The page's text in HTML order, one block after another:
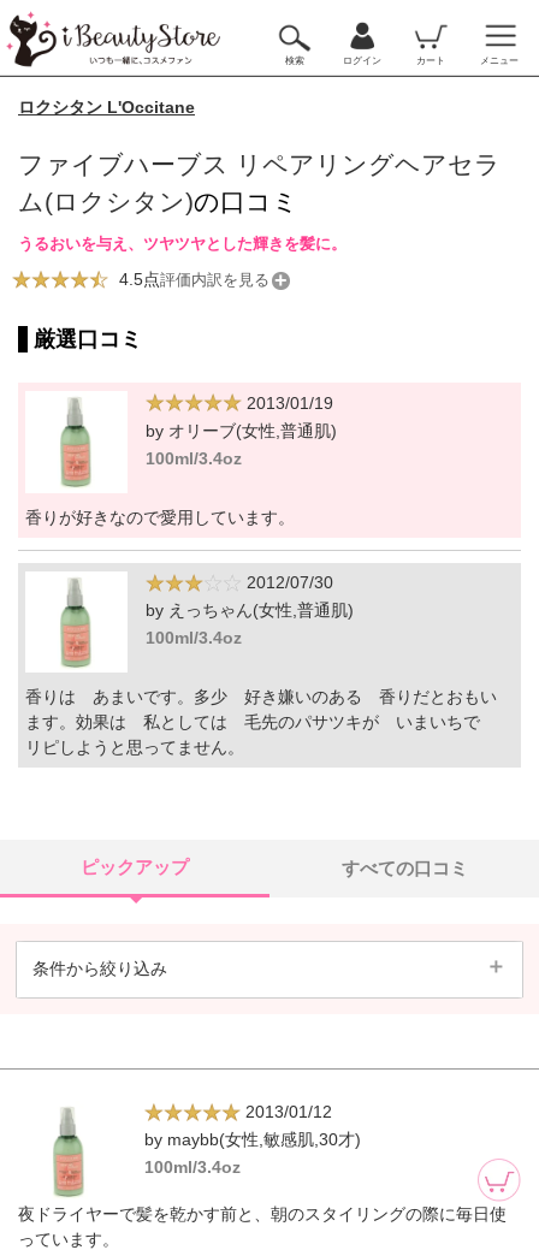
検索 ログイン カート メニュー
ロクシタン L'Occitane
ファイブハーブス リペアリングヘアセラ
ム(ロクシタン)の口コミ
うるおいを与え、ツヤツヤとした輝きを髪に。
4.5点評価内訳を見る
厳選口コミ
2013/01/19
by オリーブ(女性,普通肌)
100ml/3.4oz
香りが好きなので愛用しています。
2012/07/30
by えっちゃん(女性,普通肌)
100ml/3.4oz
香りは あまいです。多少 好き嫌いのある 香りだとおもい
ます。効果は 私としては 毛先のパサツキが いまいちで
リピしようと思ってません。
ピックアップ すべての口コミ
条件から絞り込み
2013/01/12
by maybb(女性,敏感肌,30才)
100ml/3.4oz
夜ドライヤーで髪を乾かす前と、朝のスタイリングの際に毎日使
っています。